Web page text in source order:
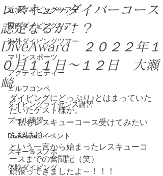
近場ダイビングツアー
国内ダイビングツアー
海外ダイビングツアー
マリンスポーツ
アクティビティー
ゴルフコンペ
ダイビングライセンス講習
プール練習
DiveAwardイベント
スキー＆スノボ
体験ダイビング
レスキューダイバーコース
認定なるか！？
DiveAward ２０２２年１
０月１１日～１２日 大瀬
崎
ダイビングにどっぷり♪とはまっていた
だいたゲスト様が、
「私もレスキューコース受けてみたい
んだけど…」
という一言から始まったレスキューコ
ースまでの奮闘記（笑）
頑張ってきましたよ～！！！